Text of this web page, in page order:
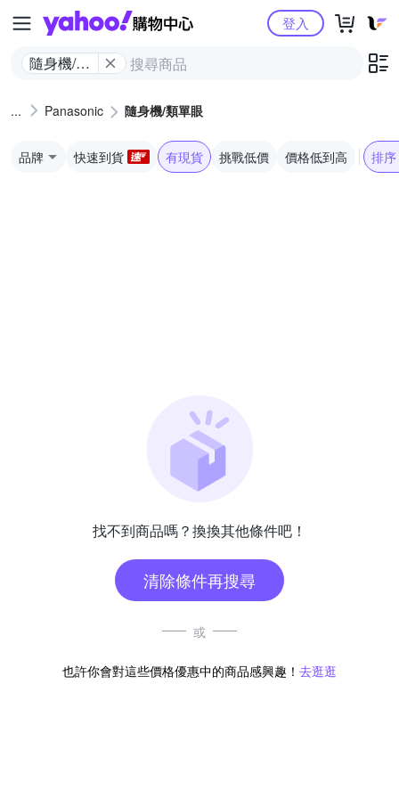
Yahoo購物中心
隨身機/類
登入
Panasonic 隨身機/類單眼
品牌 快速到貨 有現貨 挑戰低價 價格低到高 排序
找不到商品嗎？換換其他條件吧！
清除條件再搜尋
或
也許你會對這些價格優惠中的商品感興趣！ 去逛逛